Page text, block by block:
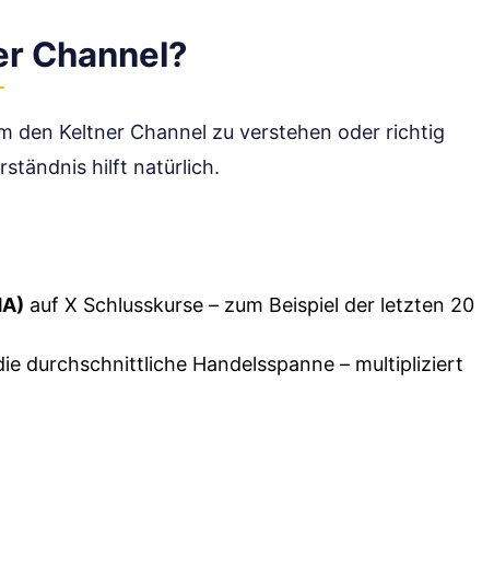
Channel?
den Keltner Channel zu verstehen oder richtig
hilft natürlich.
auf X Schlusskurse – zum Beispiel der letzten 20
durchschnittliche Handelsspanne – multipliziert